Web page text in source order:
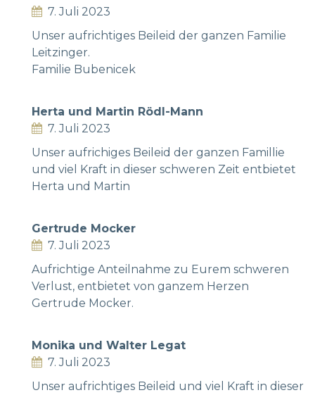
7. Juli 2023
Unser aufrichtiges Beileid der ganzen Familie
Leitzinger.
Familie Bubenicek
Herta und Martin Rödl-Mann
7. Juli 2023
Unser aufrichiges Beileid der ganzen Famillie
und viel Kraft in dieser schweren Zeit entbietet
Herta und Martin
Gertrude Mocker
7. Juli 2023
Aufrichtige Anteilnahme zu Eurem schweren
Verlust, entbietet von ganzem Herzen
Gertrude Mocker.
Monika und Walter Legat
7. Juli 2023
Unser aufrichtiges Beileid und viel Kraft in dieser